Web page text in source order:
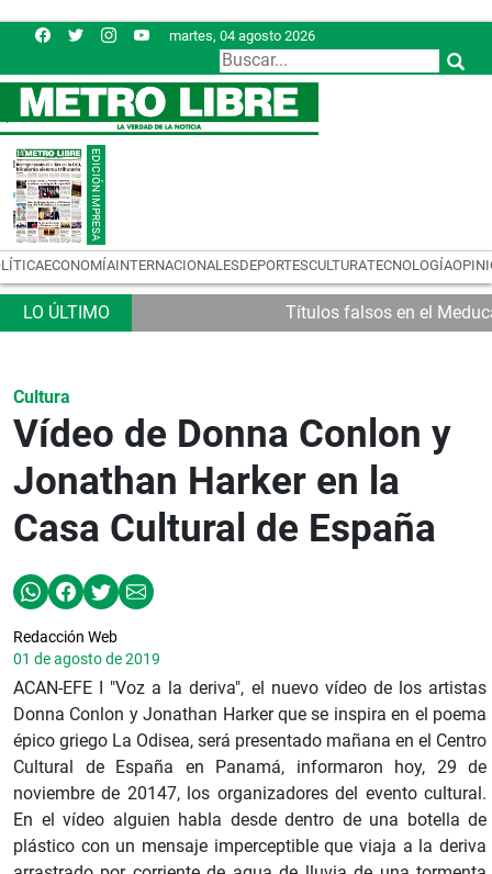
martes, 04 agosto 2026
ECONOMÍAINTERNACIONALESDEPORTESCULTURATECNOLOGÍA
Títulos falsos en el
Cultura
Vídeo de Donna Conlon y
Jonathan Harker en la
Casa Cultural de España
Redacción Web
01 de agosto de 2019
ACAN-EFE I "Voz a la deriva", el nuevo vídeo de los artistas
Donna Conlon y Jonathan Harker que se inspira en el poema
épico griego La Odisea, será presentado mañana en el Centro
Cultural de España en Panamá, informaron hoy, 29 de
noviembre de 20147, los organizadores del evento cultural.
En el vídeo alguien habla desde dentro de una botella de
plástico con un mensaje imperceptible que viaja a la deriva